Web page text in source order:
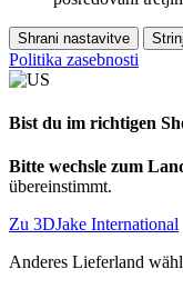
Shrani nastavitve
Politika zasebnosti
Bist du im richtigen
Bitte wechsle zum
übereinstimmt.
Zu 3DJake International
Anderes Lieferland